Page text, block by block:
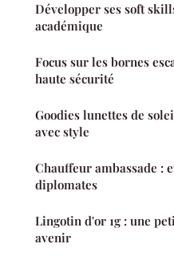
Développer ses soft
académique
Focus sur les bornes
haute sécurité
Goodies lunettes de
avec style
Chauffeur ambassade :
diplomates
Lingotin d'or 1g : une
avenir